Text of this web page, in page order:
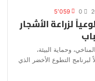
5٬059
لزراعة الأشجار
وحماية البيئة،
التطوع الأخضر الذي